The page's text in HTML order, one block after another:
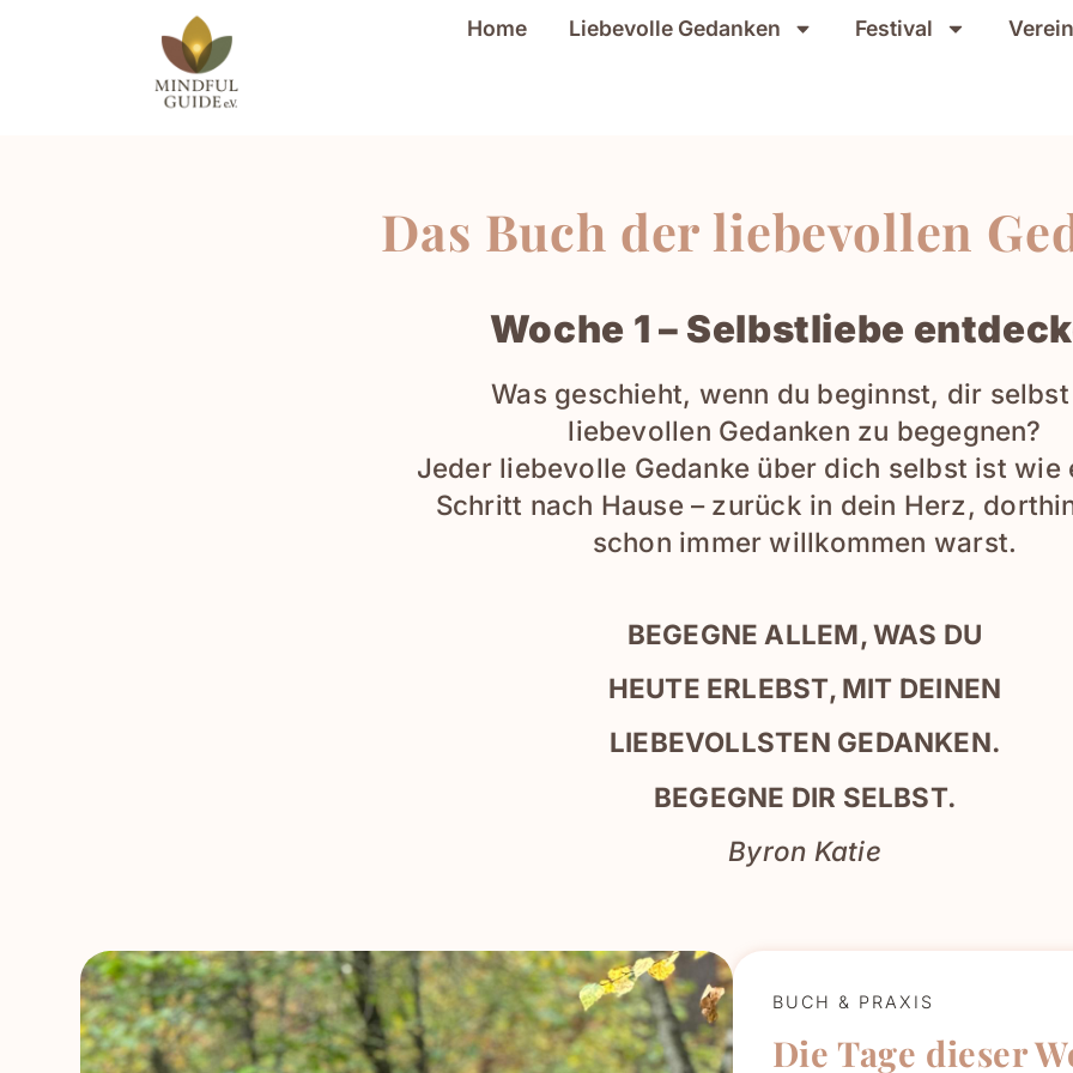
Home Liebevolle Gedanken Festival Verein
Das Buch der liebevollen
Woche 1 – Selbstliebe
Was geschieht, wenn du beginnst, dir
liebevollen Gedanken zu begegnen?
Jeder liebevolle Gedanke über dich selbst ist wie
Schritt nach Hause – zurück in dein Herz,
schon immer willkommen warst.
BEGEGNE ALLEM, WAS DU
HEUTE ERLEBST, MIT DEINEN
LIEBEVOLLSTEN GEDANKEN.
BEGEGNE DIR SELBST.
Byron Katie
BUCH & PRAXIS
Die Tage dieser